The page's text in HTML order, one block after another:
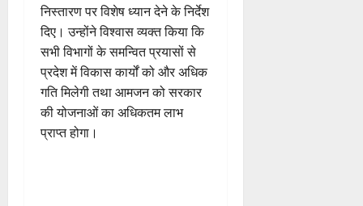
निस्तारण पर विशेष ध्यान देने के निर्देश
दिए। उन्होंने विश्वास व्यक्त किया कि
सभी विभागों के समन्वित प्रयासों से
प्रदेश में विकास कार्यों को और अधिक
गति मिलेगी तथा आमजन को सरकार
की योजनाओं का अधिकतम लाभ
प्राप्त होगा।